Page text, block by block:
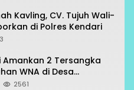
Kavling, CV. Tujuh Wali-
di Polres Kendari
Amankan 2 Tersangka
WNA di Desa
2561